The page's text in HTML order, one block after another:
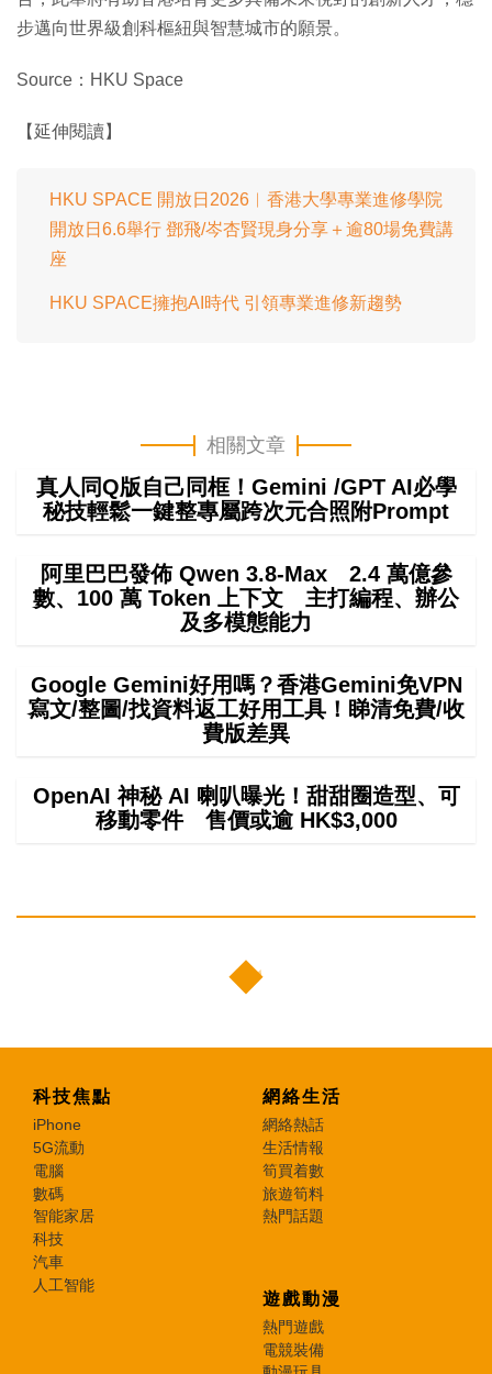
步邁向世界級創科樞紐與智慧城市的願景。
Source：HKU Space
【延伸閱讀】
HKU SPACE 開放日2026︱香港大學專業進修學院
開放日6.6舉行 鄧飛/岑杏賢現身分享＋逾80場免費講
座
HKU SPACE擁抱AI時代 引領專業進修新趨勢
相關文章
真人同Q版自己同框！Gemini /GPT AI必學
秘技輕鬆一鍵整專屬跨次元合照附Prompt
阿里巴巴發佈 Qwen 3.8-Max 2.4 萬億參
數、100 萬 Token 上下文 主打編程、辦公
及多模態能力
Google Gemini好用嗎？香港Gemini免VPN
寫文/整圖/找資料返工好用工具！睇清免費/收
費版差異
OpenAI 神秘 AI 喇叭曝光！甜甜圈造型、可
移動零件 售價或逾 HK$3,000
科技焦點
iPhone
5G流動
電腦
數碼
智能家居
科技
汽車
人工智能
網絡生活
網絡熱話
生活情報
筍買着數
旅遊筍料
熱門話題
遊戲動漫
熱門遊戲
電競裝備